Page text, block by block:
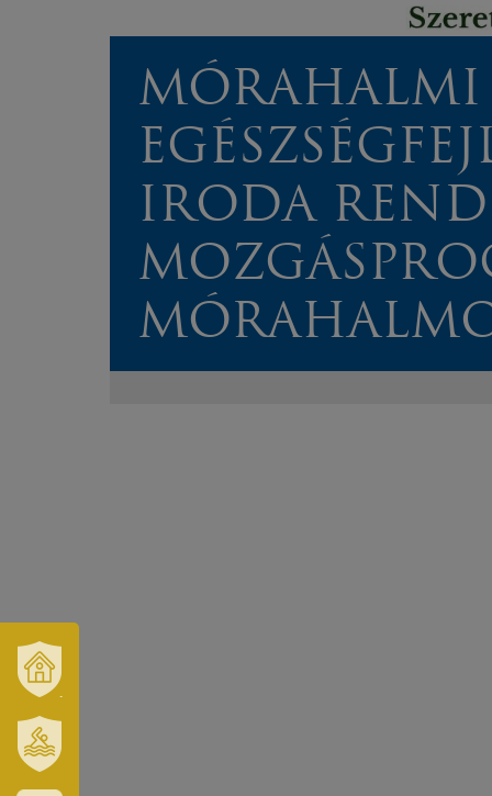
ÉS
TÉRSÉGÜNK
MÓRAHALMI
IRODA